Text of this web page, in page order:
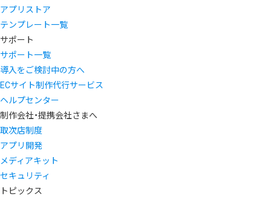
アプリストア
テンプレート一覧
サポート
サポート一覧
導入をご検討中の方へ
ECサイト制作代行サービス
ヘルプセンター
制作会社・提携会社さまへ
取次店制度
アプリ開発
メディアキット
セキュリティ
トピックス